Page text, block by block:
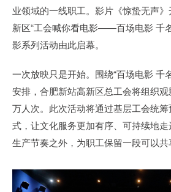
业领域的一线职工。影片《惊蛰无声
新区“工会喊你看电影——百场电影 千
影系列活动由此启幕。
一次放映只是开始。围绕“百场电影 千
安排，合肥新站高新区总工会将组织
万人次。此次活动将通过基层工会统
式，让文化服务更加有序、可持续地
生产节奏之外，为职工保留一段可以共